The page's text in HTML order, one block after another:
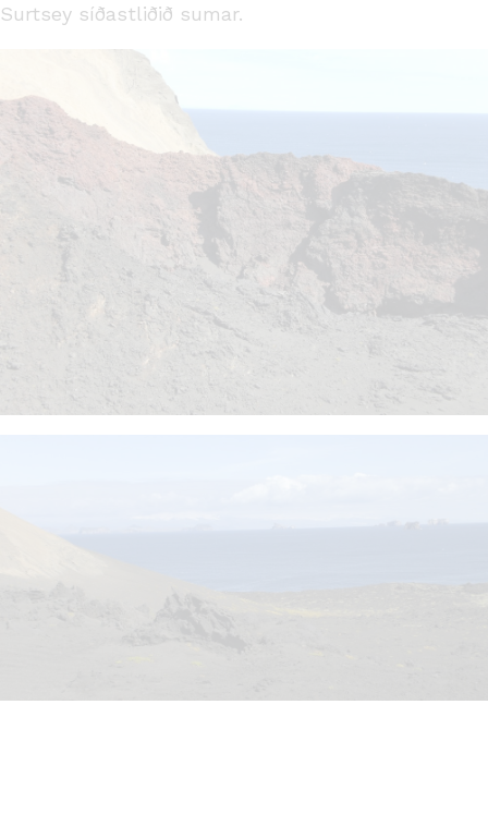
Surtsey síðastliðið sumar.